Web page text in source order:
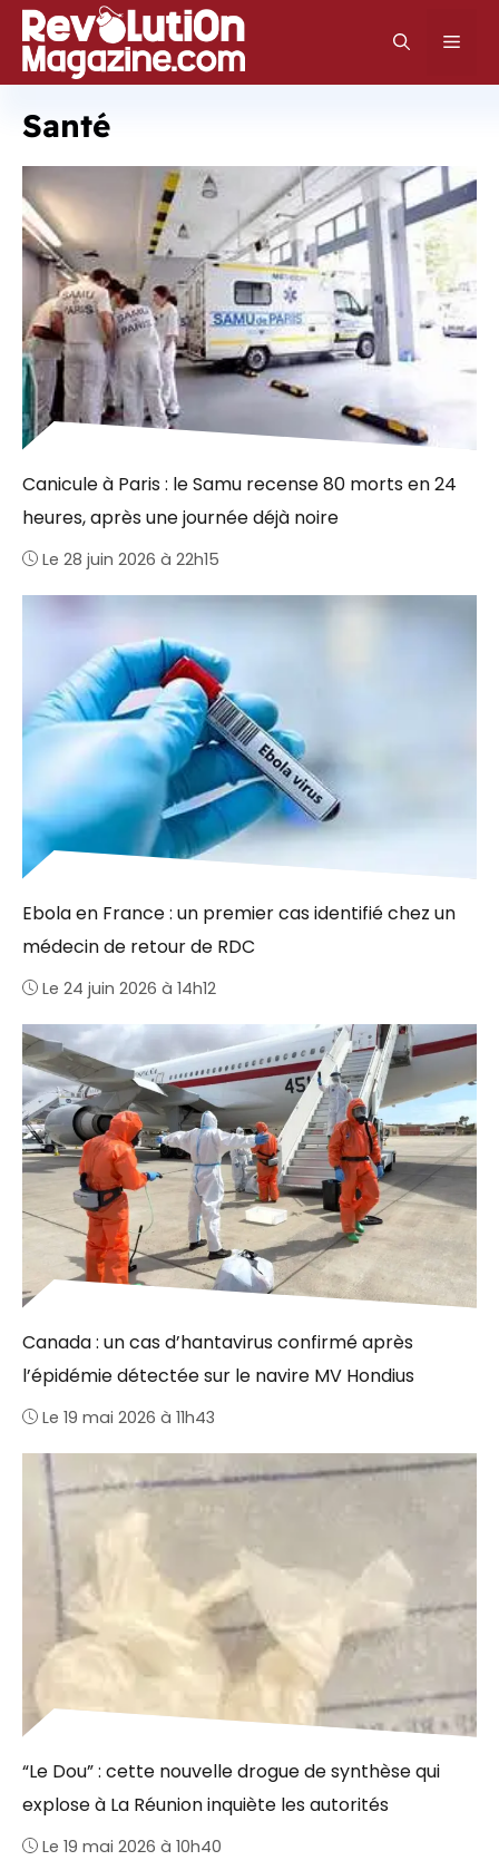
Aller
au
contenu
Santé
Canicule à Paris : le Samu recense 80 morts en 24
heures, après une journée déjà noire
Le 28 juin 2026 à 22h15
Ebola en France : un premier cas identifié chez un
médecin de retour de RDC
Le 24 juin 2026 à 14h12
Canada : un cas d’hantavirus confirmé après
l’épidémie détectée sur le navire MV Hondius
Le 19 mai 2026 à 11h43
“Le Dou” : cette nouvelle drogue de synthèse qui
explose à La Réunion inquiète les autorités
Le 19 mai 2026 à 10h40